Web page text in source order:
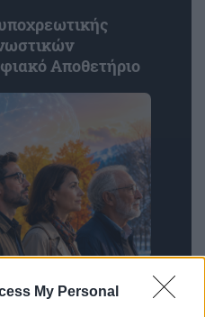
My Personal
Αποθετήριο
είναι στα